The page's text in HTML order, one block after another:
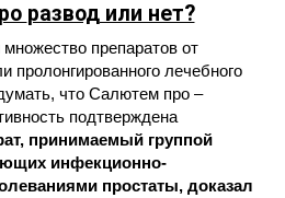
развод или нет?
препаратов от
пролонгированного лечебного
что Салютем про –
подтверждена
принимаемый группой
инфекционно-
простаты, доказал